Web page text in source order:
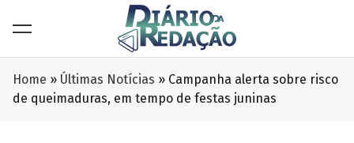
Home » Últimas Notícias » Campanha alerta sobre risco
de queimaduras, em tempo de festas juninas